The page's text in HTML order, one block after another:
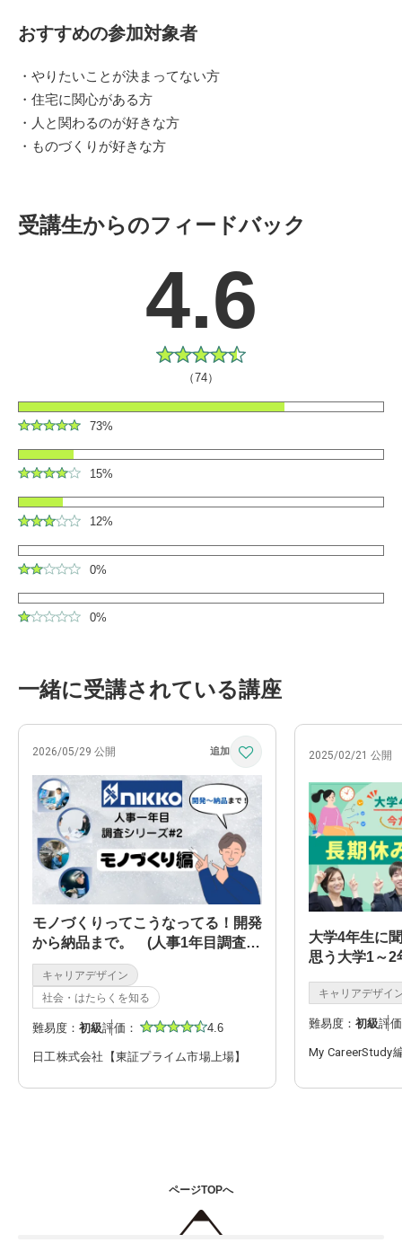
おすすめの参加対象者
・やりたいことが決まってない方
・住宅に関心がある方
・人と関わるのが好きな方
・ものづくりが好きな方
受講生からのフィードバック
4.6
（74）
73%
15%
12%
0%
0%
一緒に受講されている講座
2026/05/29 公開
モノづくりってこうなってる！開発
から納品まで。 (人事1年目調査シ
リーズ#2)
キャリアデザイン
社会・はたらくを知る
難易度： 初級評価： 4.6
日工株式会社【東証プライム市場上場】
2025/02/21 公開
大学4年生に
思う大学1～2
キャリアデザイ
難易度： 初級評
My CareerStudy
ページTOPへ